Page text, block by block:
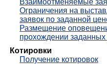
Ограничения на
заявок по заданной
Размещение
прохождении заданных
Котировки
Получение котировок